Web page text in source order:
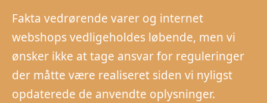
Fakta vedrørende varer og internet
webshops vedligeholdes løbende, men vi
ønsker ikke at tage ansvar for reguleringer
der måtte være realiseret siden vi nyligst
opdaterede de anvendte oplysninger.